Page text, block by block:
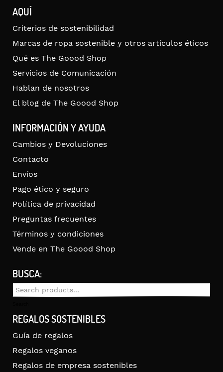
AQUÍ
Criterios de sostenibilidad
Marcas de ropa sostenible y otros artículos éticos
Qué es The Goood Shop
Servicios de Comunicación
Hablan de nosotros
El blog de The Goood Shop
INFORMACIÓN Y AYUDA
Cambios y Devoluciones
Contacto
Envíos
Pago ético y seguro
Política de privacidad
Preguntas frecuentes
Términos y condiciones
Vende en The Goood Shop
BUSCA:
Search
REGALOS SOSTENIBLES
Guía de regalos
Regalos veganos
Regalos de empresa sostenibles